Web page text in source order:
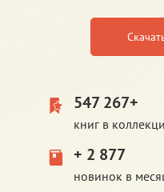
547 267+
книг в
+ 2 877
новинок в